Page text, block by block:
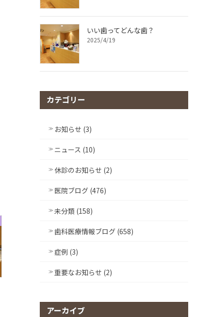
いい歯ってどんな歯？
2025/4/19
カテゴリー
お知らせ (3)
ニュース (10)
休診のお知らせ (2)
医院ブログ (476)
未分類 (158)
歯科医療情報ブログ (658)
症例 (3)
重要なお知らせ (2)
アーカイブ